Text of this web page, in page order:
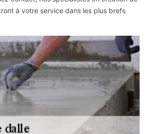
à votre service dans les plus brefs